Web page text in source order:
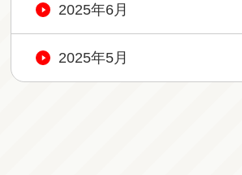
2025年6月
2025年5月